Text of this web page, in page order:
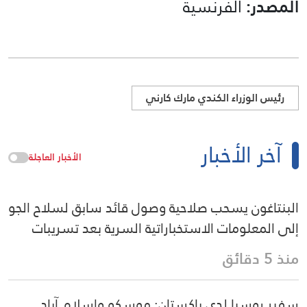
المصدر: الفرنسية
رئيس الوزراء الكندي مارك كارني
آخر الأخبار الأخبار العاجلة
البنتاغون يسحب صلاحية وصول قائد سابق لسلاح الجو
إلى المعلومات الاستخباراتية السرية بعد تسريبات
منذ 5 دقائق